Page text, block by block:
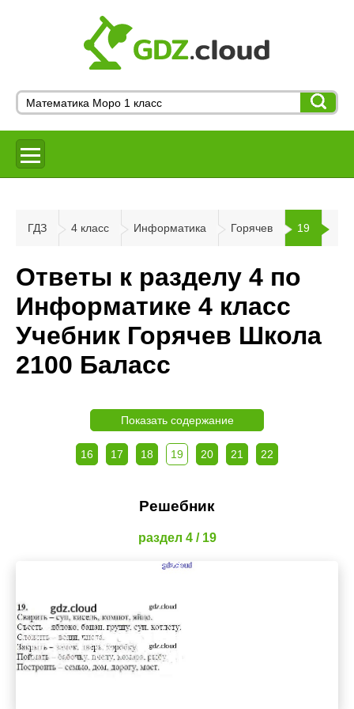
ГДЗ 4 класс Информатика Горячев 19
Ответы к разделу 4 по
Информатике 4 класс
Учебник Горячев Школа
2100 Баласс
Показать содержание
16 17 18 19 20 21 22
Решебник
раздел 4 / 19